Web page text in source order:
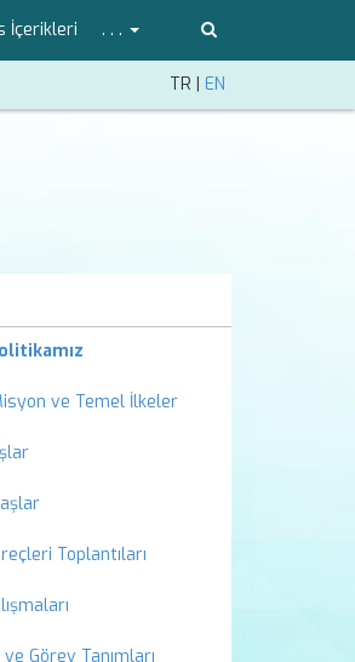
İçerikleri . . .
TR | EN
ve Temel İlkeler
Toplantıları
Görev Tanımları